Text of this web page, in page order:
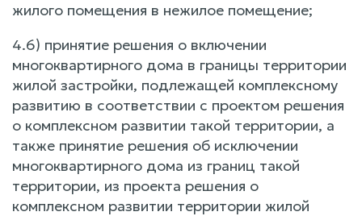
жилого помещения в нежилое помещение;
4.6) принятие решения о включении
многоквартирного дома в границы территории
жилой застройки, подлежащей комплексному
развитию в соответствии с проектом решения
о комплексном развитии такой территории, а
также принятие решения об исключении
многоквартирного дома из границ такой
территории, из проекта решения о
комплексном развитии территории жилой